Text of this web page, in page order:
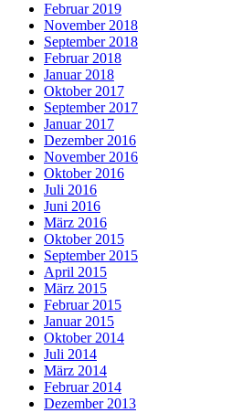
Februar 2019
November 2018
September 2018
Februar 2018
Januar 2018
Oktober 2017
September 2017
Januar 2017
Dezember 2016
November 2016
Oktober 2016
Juli 2016
Juni 2016
März 2016
Oktober 2015
September 2015
April 2015
März 2015
Februar 2015
Januar 2015
Oktober 2014
Juli 2014
März 2014
Februar 2014
Dezember 2013